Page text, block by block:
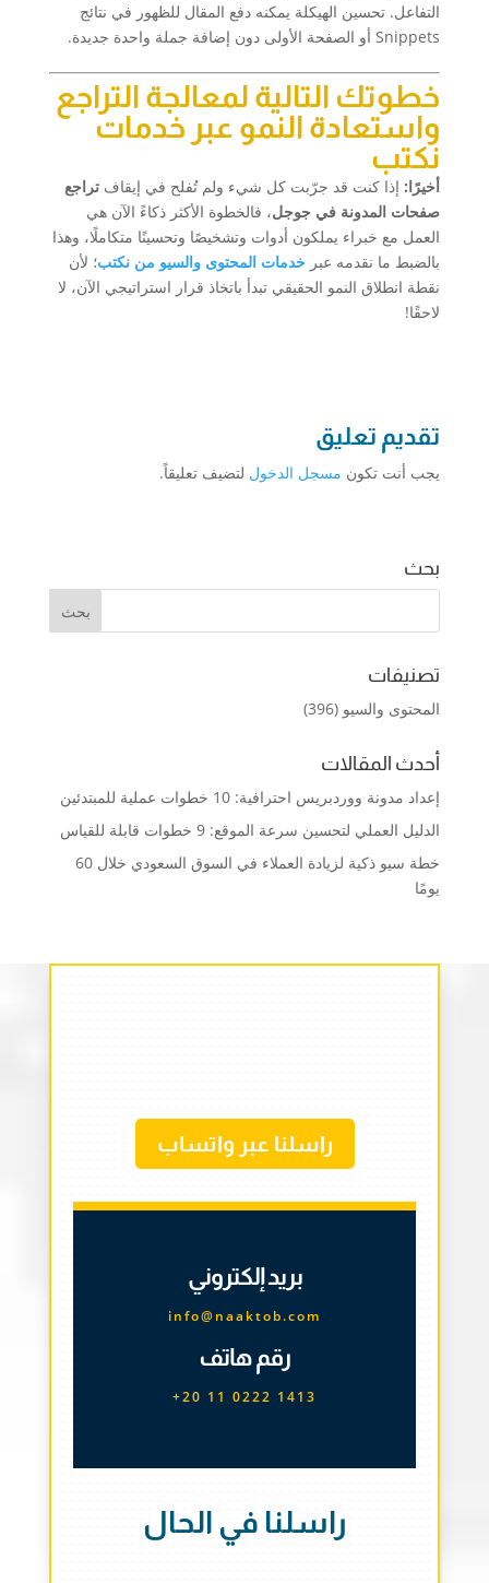
التفاعل. تحسين الهيكلة يمكنه دفع المقال للظهور في نتائج
Snippets أو الصفحة الأولى دون إضافة جملة واحدة جديدة.
خطوتك التالية لمعالجة التراجع
واستعادة النمو عبر خدمات
نكتب
أخيرًا: إذا كنت قد جرّبت كل شيء ولم تُفلح في إيقاف تراجع
صفحات المدونة في جوجل، فالخطوة الأكثر ذكاءً الآن هي
العمل مع خبراء يملكون أدوات وتشخيصًا وتحسينًا متكاملًا، وهذا
بالضبط ما نقدمه عبر خدمات المحتوى والسيو من نكتب؛ لأن
نقطة انطلاق النمو الحقيقي تبدأ باتخاذ قرار استراتيجي الآن، لا
لاحقًا!
تقديم تعليق
يجب أنت تكون مسجل الدخول لتضيف تعليقاً.
بحث
تصنيفات
المحتوى والسيو (396)
أحدث المقالات
إعداد مدونة ووردبريس احترافية: 10 خطوات عملية للمبتدئين
الدليل العملي لتحسين سرعة الموقع: 9 خطوات قابلة للقياس
خطة سيو ذكية لزيادة العملاء في السوق السعودي خلال 60
يومًا
راسلنا عبر واتساب
بريد إلكتروني
info@naaktob.com
رقم هاتف
+20 11 0222 1413
راسلنا في الحال